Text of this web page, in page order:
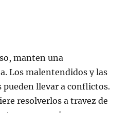
manten una
Los malentendidos y las
llevar a conflictos.
resolverlos a travez de